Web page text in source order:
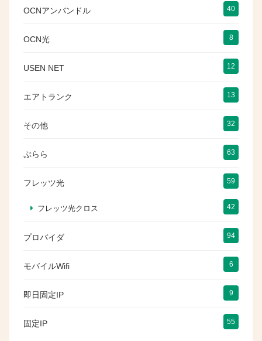
OCNアンバンドル 40
OCN光 8
USEN NET 12
エアトランク 13
その他 32
ぷらら 63
フレッツ光 59
フレッツ光クロス 42
プロバイダ 94
モバイルWifi 6
即日固定IP 9
固定IP 55